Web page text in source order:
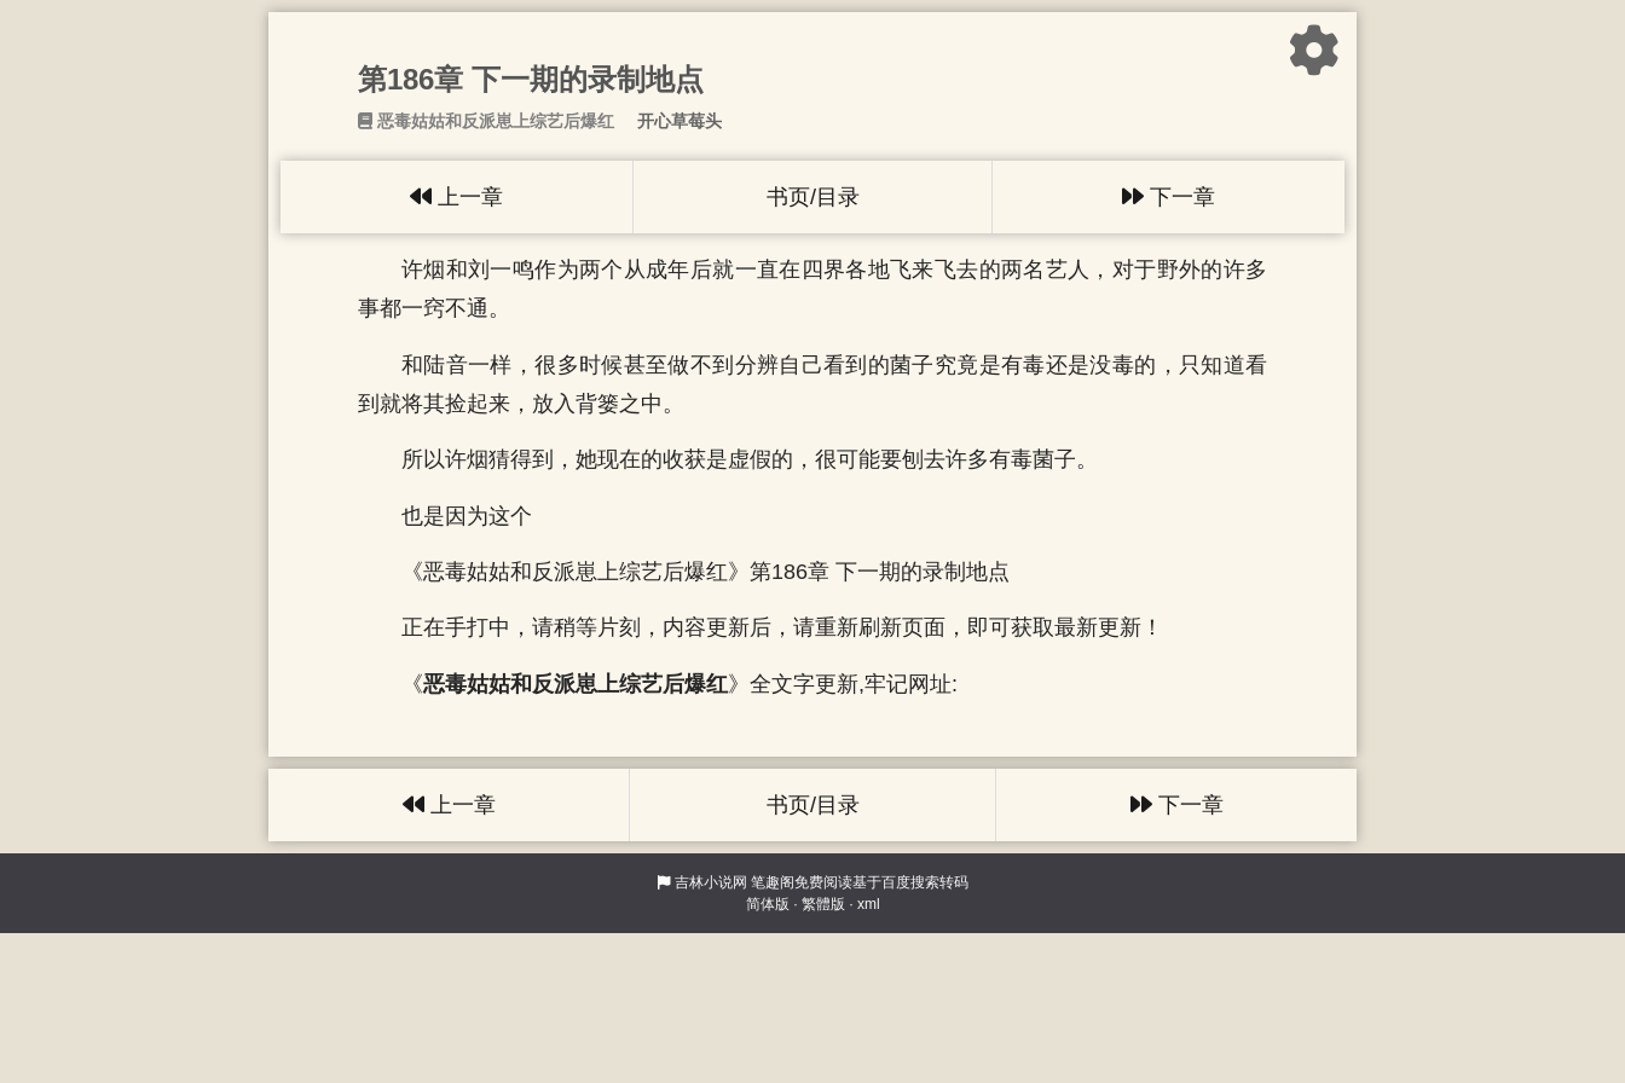
第186章 下一期的录制地点
恶毒姑姑和反派崽上综艺后爆红 开心草莓头
上一章 书页/目录 下一章
许烟和刘一鸣作为两个从成年后就一直在四界各地飞来飞去的两名艺人，对于野外的许多
事都一窍不通。
和陆音一样，很多时候甚至做不到分辨自己看到的菌子究竟是有毒还是没毒的，只知道看
到就将其捡起来，放入背篓之中。
所以许烟猜得到，她现在的收获是虚假的，很可能要刨去许多有毒菌子。
也是因为这个
《恶毒姑姑和反派崽上综艺后爆红》第186章 下一期的录制地点
正在手打中，请稍等片刻，内容更新后，请重新刷新页面，即可获取最新更新！
《恶毒姑姑和反派崽上综艺后爆红》全文字更新,牢记网址:
上一章 书页/目录 下一章
吉林小说网 笔趣阁免费阅读基于百度搜索转码
简体版 · 繁體版 · xml